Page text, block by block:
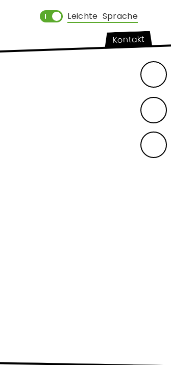
Kontakt
Leichte Sprache